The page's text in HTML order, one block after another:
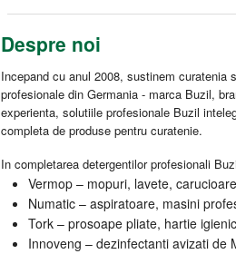
Despre noi
Incepand cu anul 2008, sustinem curatenia
profesionale din Germania - marca Buzil,
experienta, solutiile profesionale Buzil
completa de produse pentru curatenie.
In completarea detergentilor profesionali
Vermop – mopuri, lavete,
Numatic – aspiratoare, masini
Tork – prosoape pliate, hartie
Innoveng – dezinfectanti avizati de